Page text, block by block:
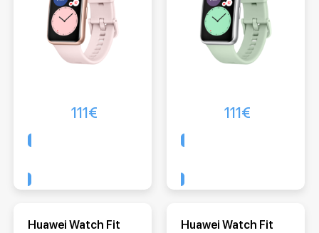
111€ 111€
Huawei Watch Fit
Huawei Watch Fit